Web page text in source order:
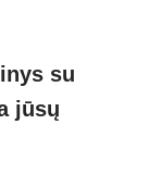
su
jūsų